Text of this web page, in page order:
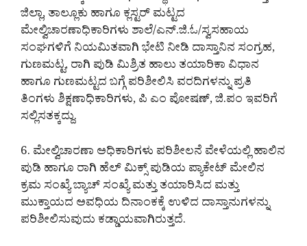
ಜಿಲ್ಲಾ, ತಾಲ್ಲೂಕು ಹಾಗೂ ಕ್ಲಸ್ಟರ್ ಮಟ್ಟದ
ಮೇಲ್ವಿಚಾರಣಾಧಿಕಾರಿಗಳು ಶಾಲೆ/ಎನ್.ಜಿ.ಓ/ಸ್ವಸಹಾಯ
ಸಂಘಗಳಿಗೆ ನಿಯಮಿತವಾಗಿ ಭೇಟಿ ನೀಡಿ ದಾಸ್ತಾನಿನ ಸಂಗ್ರಹ,
ಗುಣಮಟ್ಟ, ರಾಗಿ ಪುಡಿ ಮಿಶ್ರಿತ ಹಾಲು ತಯಾರಿಕಾ ವಿಧಾನ
ಹಾಗೂ ಗುಣಮಟ್ಟದ ಬಗ್ಗೆ ಪರಿಶೀಲಿಸಿ ವರದಿಗಳನ್ನು ಪ್ರತಿ
ತಿಂಗಳು ಶಿಕ್ಷಣಾಧಿಕಾರಿಗಳು, ಪಿ ಎಂ ಪೋಷಣ್, ಜಿ.ಪಂ ಇವರಿಗೆ
ಸಲ್ಲಿಸತಕ್ಕದ್ದು.
6. ಮೇಲ್ವಿಚಾರಣಾ ಅಧಿಕಾರಿಗಳು ಪರಿಶೀಲನೆ ವೇಳೆಯಲ್ಲಿ ಹಾಲಿನ
ಪುಡಿ ಹಾಗೂ ರಾಗಿ ಹೆಲ್ ಮಿಕ್ಸ್ ಪುಡಿಯ ಪ್ಯಾಕೇಟ್ ಮೇಲಿನ
ಕ್ರಮ ಸಂಖ್ಯೆ ಬ್ಯಾಚ್ ಸಂಖ್ಯೆ ಮತ್ತು ತಯಾರಿಸಿದ ಮತ್ತು
ಮುಕ್ತಾಯದ ಅವಧಿಯ ದಿನಾಂಕಕ್ಕೆ ಉಳಿದ ದಾಸ್ತಾನುಗಳನ್ನು
ಪರಿಶೀಲಿಸುವುದು ಕಡ್ಡಾಯವಾಗಿರುತ್ತದೆ.